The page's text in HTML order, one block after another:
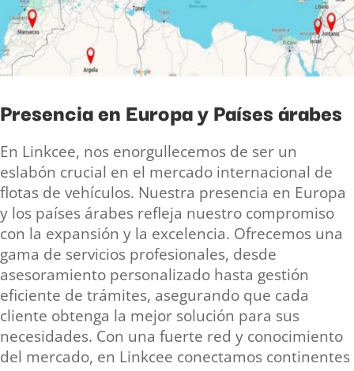
Presencia en Europa y Países árabes
En Linkcee, nos enorgullecemos de ser un
eslabón crucial en el mercado internacional de
flotas de vehículos. Nuestra presencia en Europa
y los países árabes refleja nuestro compromiso
con la expansión y la excelencia. Ofrecemos una
gama de servicios profesionales, desde
asesoramiento personalizado hasta gestión
eficiente de trámites, asegurando que cada
cliente obtenga la mejor solución para sus
necesidades. Con una fuerte red y conocimiento
del mercado, en Linkcee conectamos continentes